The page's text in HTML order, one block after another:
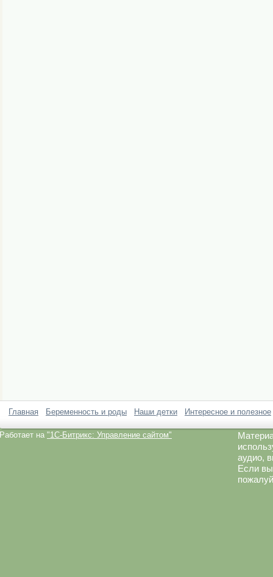
Главная Беременность и роды Наши детки Интересное и полезное
Работает на "1C-Битрикс: Управление сайтом"
аудио,
Если вы